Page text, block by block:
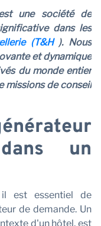
une société de
dans les
(T&H ). Nous
et dynamique
du monde entier
missions de conseil
un
est essentiel de
de demande. Un
d'un hôtel, est